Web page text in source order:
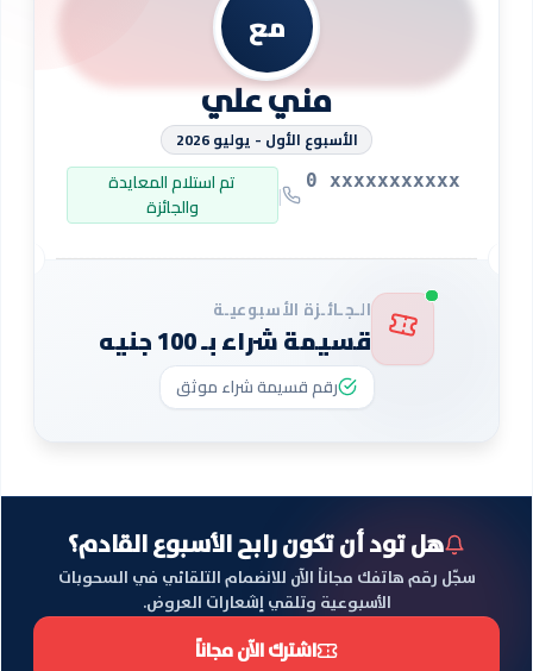
مع
مني علي
الأسبوع الأول - يوليو 2026
⁦0 xxxxxxxxxxx
|
تم استلام المعايدة
والجائزة
الـجـائـزة الأسبوعيـة
قسيمة شراء بـ 100 جنيه
رقم قسيمة شراء موثق
هل تود أن تكون رابح الأسبوع القادم؟
سجّل رقم هاتفك مجاناً الآن للانضمام التلقائي في السحوبات
الأسبوعية وتلقي إشعارات العروض.
اشترك الآن مجاناً